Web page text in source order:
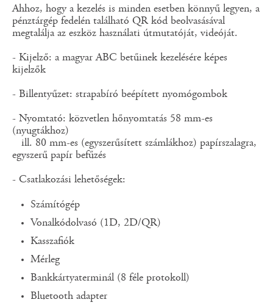
Ahhoz, hogy a kezelés is minden esetben könnyű legyen, a
pénztárgép fedelén található QR kód beolvasásával
megtalálja az eszköz használati útmutatóját, videóját.
- Kijelző: a magyar ABC betűinek kezelésére képes
kijelzők
- Billentyűzet: strapabíró beépített nyomógombok
- Nyomtató: közvetlen hőnyomtatás 58 mm-es
(nyugtákhoz)
ill. 80 mm-es (egyszerűsített számlákhoz) papírszalagra,
egyszerű papír befűzés
- Csatlakozási lehetőségek:
Számítógép
Vonalkódolvasó (1D, 2D/QR)
Kasszafiók
Mérleg
Bankkártyaterminál (8 féle protokoll)
Bluetooth adapter